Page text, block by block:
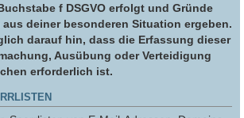
f DSGVO erfolgt und Gründe
deiner besonderen Situation ergeben.
darauf hin, dass die Erfassung dieser
Ausübung oder Verteidigung
erforderlich ist.